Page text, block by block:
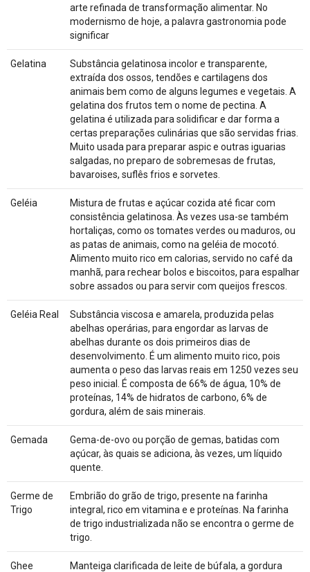
arte refinada de transformação alimentar. No
modernismo de hoje, a palavra gastronomia pode
significar
Gelatina
Substância gelatinosa incolor e transparente,
extraída dos ossos, tendões e cartilagens dos
animais bem como de alguns legumes e vegetais. A
gelatina dos frutos tem o nome de pectina. A
gelatina é utilizada para solidificar e dar forma a
certas preparações culinárias que são servidas frias.
Muito usada para preparar aspic e outras iguarias
salgadas, no preparo de sobremesas de frutas,
bavaroises, suflês frios e sorvetes.
Geléia
Mistura de frutas e açúcar cozida até ficar com
consistência gelatinosa. Às vezes usa-se também
hortaliças, como os tomates verdes ou maduros, ou
as patas de animais, como na geléia de mocotó.
Alimento muito rico em calorias, servido no café da
manhã, para rechear bolos e biscoitos, para espalhar
sobre assados ou para servir com queijos frescos.
Geléia Real
Substância viscosa e amarela, produzida pelas
abelhas operárias, para engordar as larvas de
abelhas durante os dois primeiros dias de
desenvolvimento. É um alimento muito rico, pois
aumenta o peso das larvas reais em 1250 vezes seu
peso inicial. É composta de 66% de água, 10% de
proteínas, 14% de hidratos de carbono, 6% de
gordura, além de sais minerais.
Gemada
Gema-de-ovo ou porção de gemas, batidas com
açúcar, às quais se adiciona, às vezes, um líquido
quente.
Germe de
Trigo
Embrião do grão de trigo, presente na farinha
integral, rico em vitamina e e proteínas. Na farinha
de trigo industrializada não se encontra o germe de
trigo.
Ghee
Manteiga clarificada de leite de búfala, a gordura